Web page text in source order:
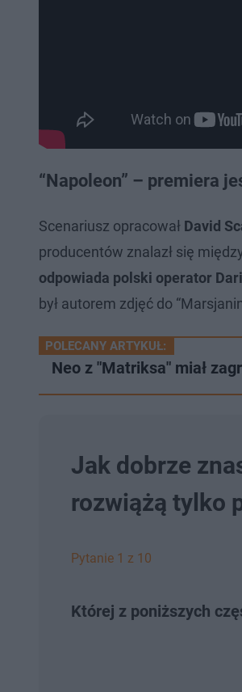
“Napoleon” – premiera
Scenariusz opracował David
producentów znalazł się
odpowiada polski operator
był autorem zdjęć do
POLECANY ARTYKUŁ:
Neo z "Matriksa" miał
Jak dobrze
rozwiążą tylko
Pytanie 1 z 10
Której z poniższych